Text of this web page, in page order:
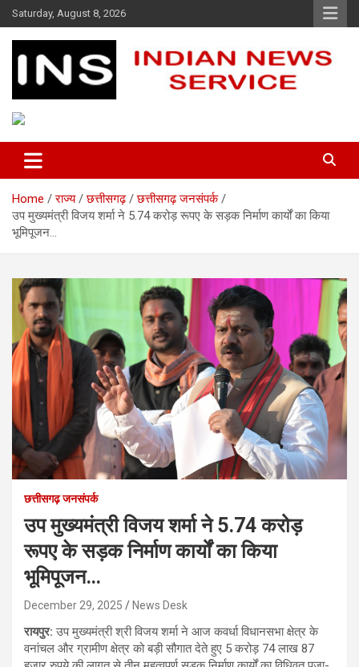
Skip
to
content
Saturday, August 8, 2026
Indian News Service
Home राज्य छत्तीसगढ़
छत्तीसगढ़ जनसंपर्क
उप मुख्यमंत्री विजय शर्मा ने 5.74 करोड़ रूपए के सड़क निर्माण कार्यों का किया
भूमिपूजन…
छत्तीसगढ़ जनसंपर्क
उप मुख्यमंत्री विजय शर्मा ने 5.74 करोड़
रूपए के सड़क निर्माण कार्यों का किया
भूमिपूजन…
December 29, 2025 News Desk
रायपुर:उप मुख्यमंत्री श्री विजय शर्मा ने आज कवर्धा विधानसभा क्षेत्र के
वनांचल और ग्रामीण क्षेत्र को बड़ी सौगात देते हुए 5 करोड़ 74 लाख 87